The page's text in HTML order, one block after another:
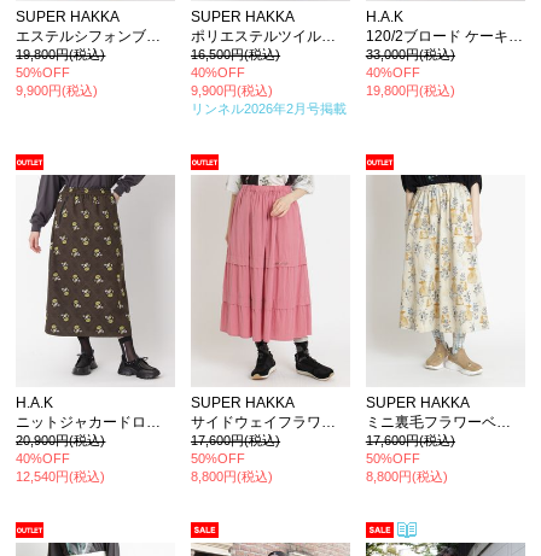
SUPER HAKKA
エステルシフォンブライズ加工小花プリント+コットンローンレイヤードフレアスカート
19,800円(税込)
50%OFF
9,900円(税込)
SUPER HAKKA
ポリエステルツイルナチュラルストレッチ+ベロアストレッチバルーンスカート
16,500円(税込)
40%OFF
9,900円(税込)
リンネル2026年2月号掲載
H.A.K
120/2ブロード ケーキ柄レースバルーンスカート(裏地付き)
33,000円(税込)
40%OFF
19,800円(税込)
H.A.K
20,900円(税込)
40%OFF
12,540円(税込)
SUPER HAKKA
17,600円(税込)
50%OFF
8,800円(税込)
SUPER HAKKA
ミニ裏毛フラワーベースプリントギャザースカート
17,600円(税込)
50%OFF
8,800円(税込)